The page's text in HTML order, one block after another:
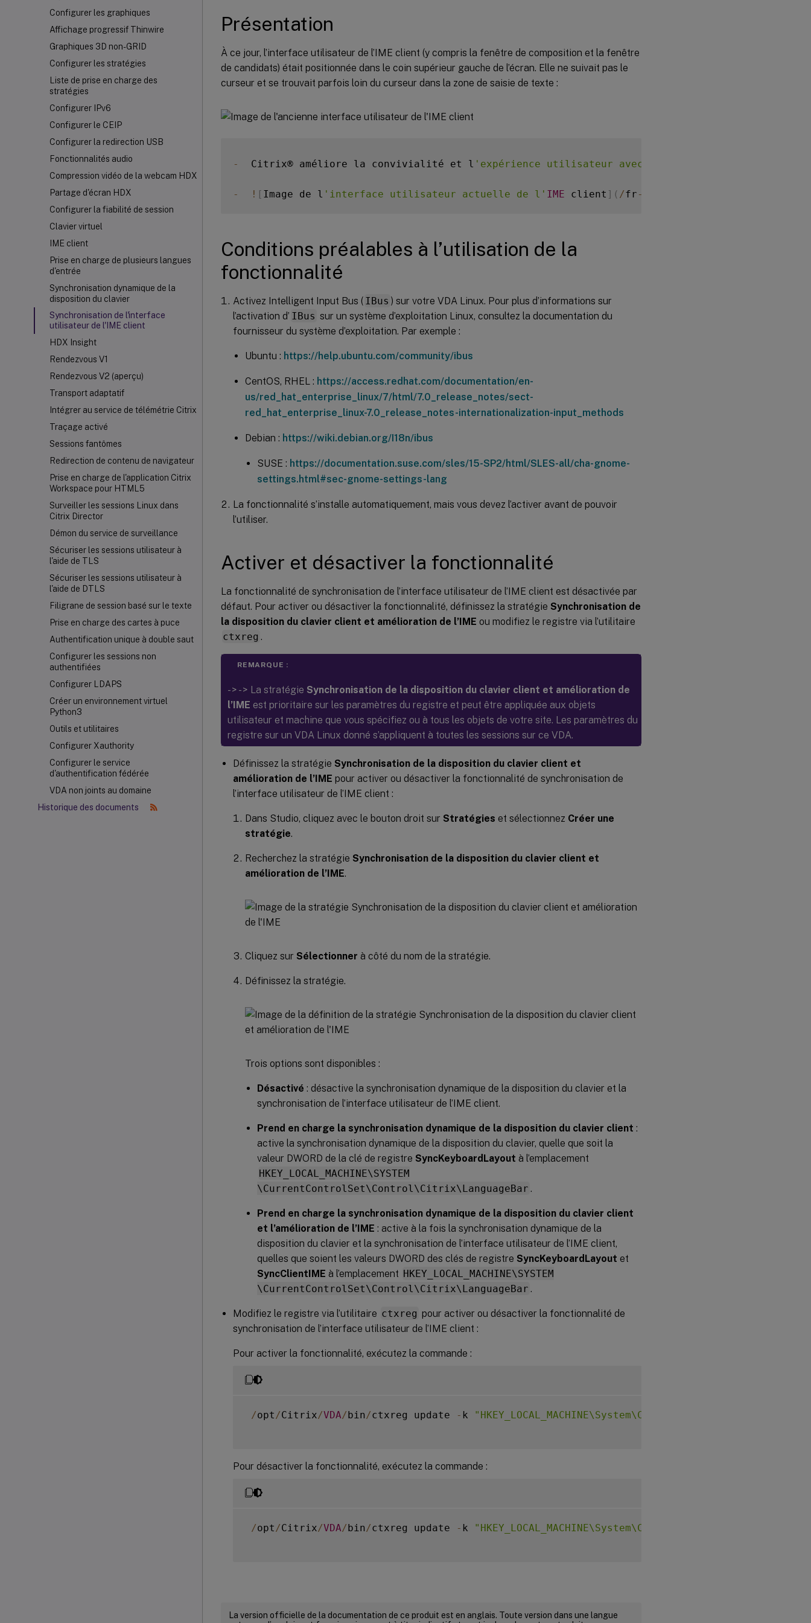
Configurer les graphiques
Affichage progressif Thinwire
Graphiques 3D non-GRID
Configurer les stratégies
Liste de prise en charge des
stratégies
Configurer IPv6
Configurer le CEIP
Configurer la redirection USB
Fonctionnalités audio
Compression vidéo de la webcam HDX
Partage d'écran HDX
Configurer la fiabilité de session
Clavier virtuel
IME client
Prise en charge de plusieurs langues
d'entrée
Synchronisation dynamique de la
disposition du clavier
Synchronisation de l'interface
utilisateur de l'IME client
HDX Insight
Rendezvous V1
Rendezvous V2 (aperçu)
Transport adaptatif
Intégrer au service de télémétrie Citrix
Traçage activé
Sessions fantômes
Redirection de contenu de navigateur
Prise en charge de l'application Citrix
Workspace pour HTML5
Surveiller les sessions Linux dans
Citrix Director
Démon du service de surveillance
Sécuriser les sessions utilisateur à
l'aide de TLS
Sécuriser les sessions utilisateur à
l'aide de DTLS
Filigrane de session basé sur le texte
Prise en charge des cartes à puce
Authentification unique à double saut
Configurer les sessions non
authentifiées
Configurer LDAPS
Créer un environnement virtuel
Python3
Outils et utilitaires
Configurer Xauthority
Configurer le service
d'authentification fédérée
VDA non joints au domaine
Historique des documents
Présentation
À ce jour, l’interface utilisateur de l’IME client (y compris la fenêtre de composition et la fenêtre
de candidats) était positionnée dans le coin supérieur gauche de l’écran. Elle ne suivait pas le
curseur et se trouvait parfois loin du curseur dans la zone de saisie de texte :
-
  Citrix® améliore la convivialité et l
'expérience utilisateur avec l'
- ! [ Image de l 'interface utilisateur actuelle de l' IME client ] ( /fr -
Conditions préalables à l’utilisation de la
fonctionnalité
Activez Intelligent Input Bus ( IBus ) sur votre VDA Linux. Pour plus d’informations sur
l’activation d’ IBus sur un système d’exploitation Linux, consultez la documentation du
fournisseur du système d’exploitation. Par exemple :
Ubuntu : https://help.ubuntu.com/community/ibus
CentOS, RHEL : https://access.redhat.com/documentation/en-
us/red_hat_enterprise_linux/7/html/7.0_release_notes/sect-
red_hat_enterprise_linux-7.0_release_notes-internationalization-input_methods
Debian : https://wiki.debian.org/I18n/ibus
SUSE : https://documentation.suse.com/sles/15-SP2/html/SLES-all/cha-gnome-
settings.html#sec-gnome-settings-lang
La fonctionnalité s’installe automatiquement, mais vous devez l’activer avant de pouvoir
l’utiliser.
Activer et désactiver la fonctionnalité
La fonctionnalité de synchronisation de l’interface utilisateur de l’IME client est désactivée par
défaut. Pour activer ou désactiver la fonctionnalité, définissez la stratégie Synchronisation de
la disposition du clavier client et amélioration de l’IME ou modifiez le registre via l’utilitaire
ctxreg .
REMARQUE :
- > - > La stratégie Synchronisation de la disposition du clavier client et amélioration de
l’IME est prioritaire sur les paramètres du registre et peut être appliquée aux objets
utilisateur et machine que vous spécifiez ou à tous les objets de votre site. Les paramètres du
registre sur un VDA Linux donné s’appliquent à toutes les sessions sur ce VDA.
Définissez la stratégie Synchronisation de la disposition du clavier client et
amélioration de l’IME pour activer ou désactiver la fonctionnalité de synchronisation de
l’interface utilisateur de l’IME client :
Dans Studio, cliquez avec le bouton droit sur Stratégies et sélectionnez Créer une
stratégie.
Recherchez la stratégie Synchronisation de la disposition du clavier client et
amélioration de l’IME.
Cliquez sur Sélectionner à côté du nom de la stratégie.
Définissez la stratégie.
Trois options sont disponibles :
Désactivé : désactive la synchronisation dynamique de la disposition du clavier et la
synchronisation de l’interface utilisateur de l’IME client.
Prend en charge la synchronisation dynamique de la disposition du clavier client :
active la synchronisation dynamique de la disposition du clavier, quelle que soit la
valeur DWORD de la clé de registre SyncKeyboardLayout à l’emplacement
HKEY_LOCAL_MACHINE\SYSTEM
\CurrentControlSet\Control\Citrix\LanguageBar .
Prend en charge la synchronisation dynamique de la disposition du clavier client
et l’amélioration de l’IME : active à la fois la synchronisation dynamique de la
disposition du clavier et la synchronisation de l’interface utilisateur de l’IME client,
quelles que soient les valeurs DWORD des clés de registre SyncKeyboardLayout et
SyncClientIME à l’emplacement HKEY_LOCAL_MACHINE\SYSTEM
\CurrentControlSet\Control\Citrix\LanguageBar .
Modifiez le registre via l’utilitaire ctxreg pour activer ou désactiver la fonctionnalité de
synchronisation de l’interface utilisateur de l’IME client :
Pour activer la fonctionnalité, exécutez la commande :
/opt /Citrix/VDA/bin/ctxreg update - k
Pour désactiver la fonctionnalité, exécutez la commande :
/opt /Citrix/VDA/bin/ctxreg update - k
La version officielle de la documentation de ce produit est en anglais. Toute version dans une langue